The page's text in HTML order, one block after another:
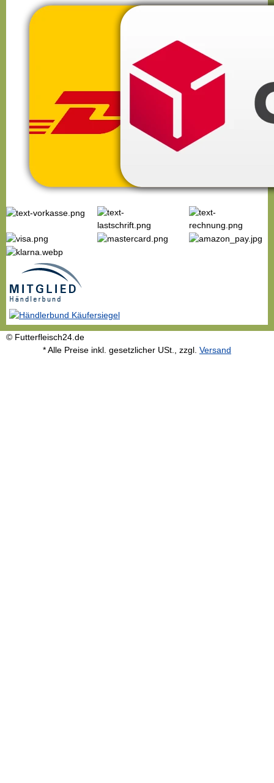
© Futterfleisch24.de
* Alle Preise inkl. gesetzlicher USt., zzgl. Versand